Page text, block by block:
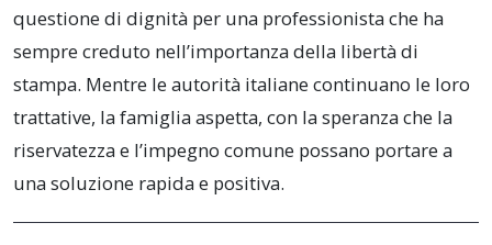
questione di dignità per una professionista che ha
sempre creduto nell’importanza della libertà di
stampa. Mentre le autorità italiane continuano le loro
trattative, la famiglia aspetta, con la speranza che la
riservatezza e l’impegno comune possano portare a
una soluzione rapida e positiva.